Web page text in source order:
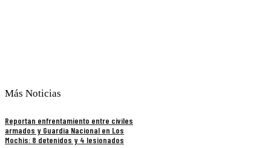
Más Noticias
Reportan enfrentamiento entre civiles
armados y Guardia Nacional en Los
Mochis: 8 detenidos y 4 lesionados